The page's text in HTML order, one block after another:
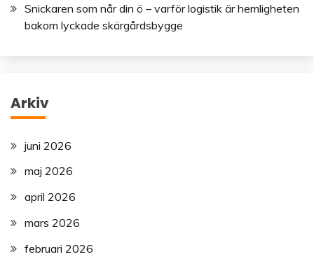
Snickaren som når din ö – varför logistik är hemligheten
bakom lyckade skärgårdsbygge
Arkiv
juni 2026
maj 2026
april 2026
mars 2026
februari 2026